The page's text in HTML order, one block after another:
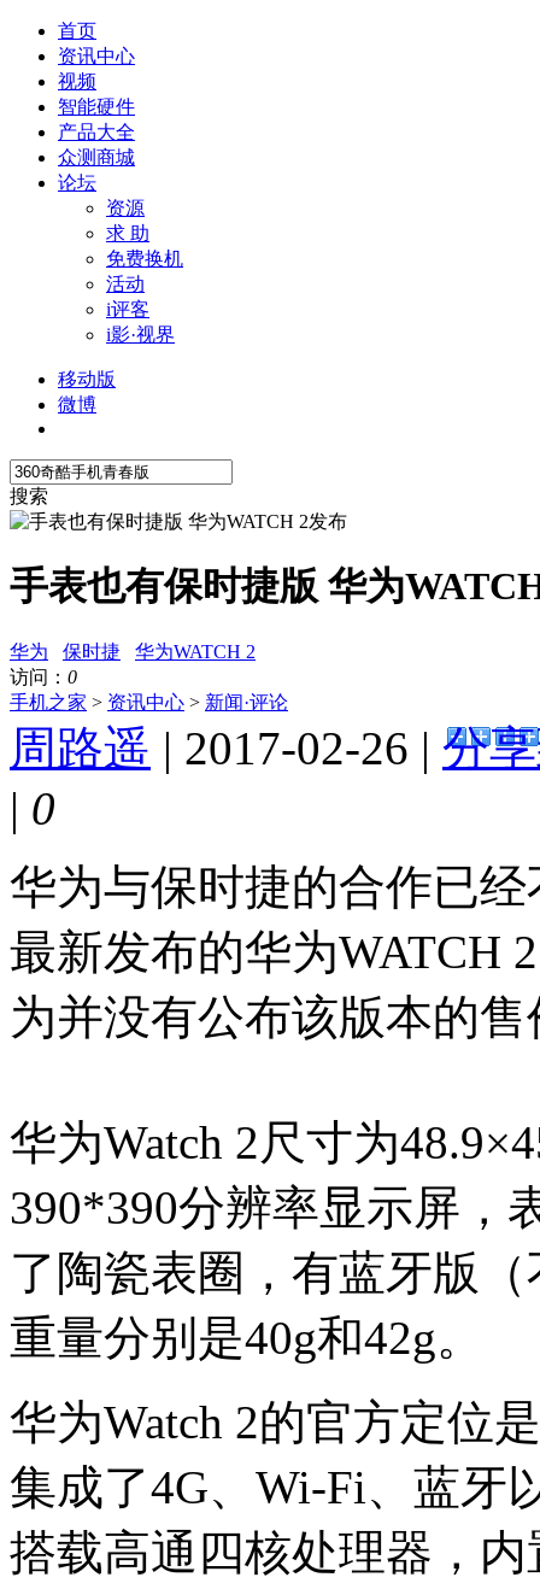
首页
资讯中心
视频
智能硬件
产品大全
众测商城
论坛
资源
求 助
免费换机
活动
i评客
i影·视界
移动版
微博
搜索
手表也有保时捷版 华为
华为 保时捷
华为WATCH 2
访问： 0
手机之家 > 资讯中心 > 新闻·评论
周路遥 | 2017-02-26 | 分
| 0
华为与保时捷的合作已
最新发布的华为WATCH
为并没有公布该版本的售
华为Watch 2尺寸为
390*390分辨率显示屏，
了陶瓷表圈，有蓝牙版
重量分别是40g和42g。
华为Watch 2的官方定位
集成了4G、Wi-Fi、蓝牙
搭载高通四核处理器，